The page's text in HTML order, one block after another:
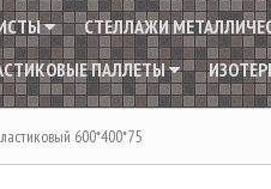
СТЕЛЛАЖИ
ПАЛЛЕТЫ
600*400*75